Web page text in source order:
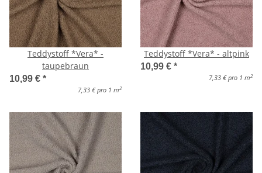
Teddystoff *Vera* -
taupebraun
10,99 € *
7,33 € pro 1 m 2
Teddystoff *Vera* - altpink
10,99 € *
7,33 € pro 1 m 2